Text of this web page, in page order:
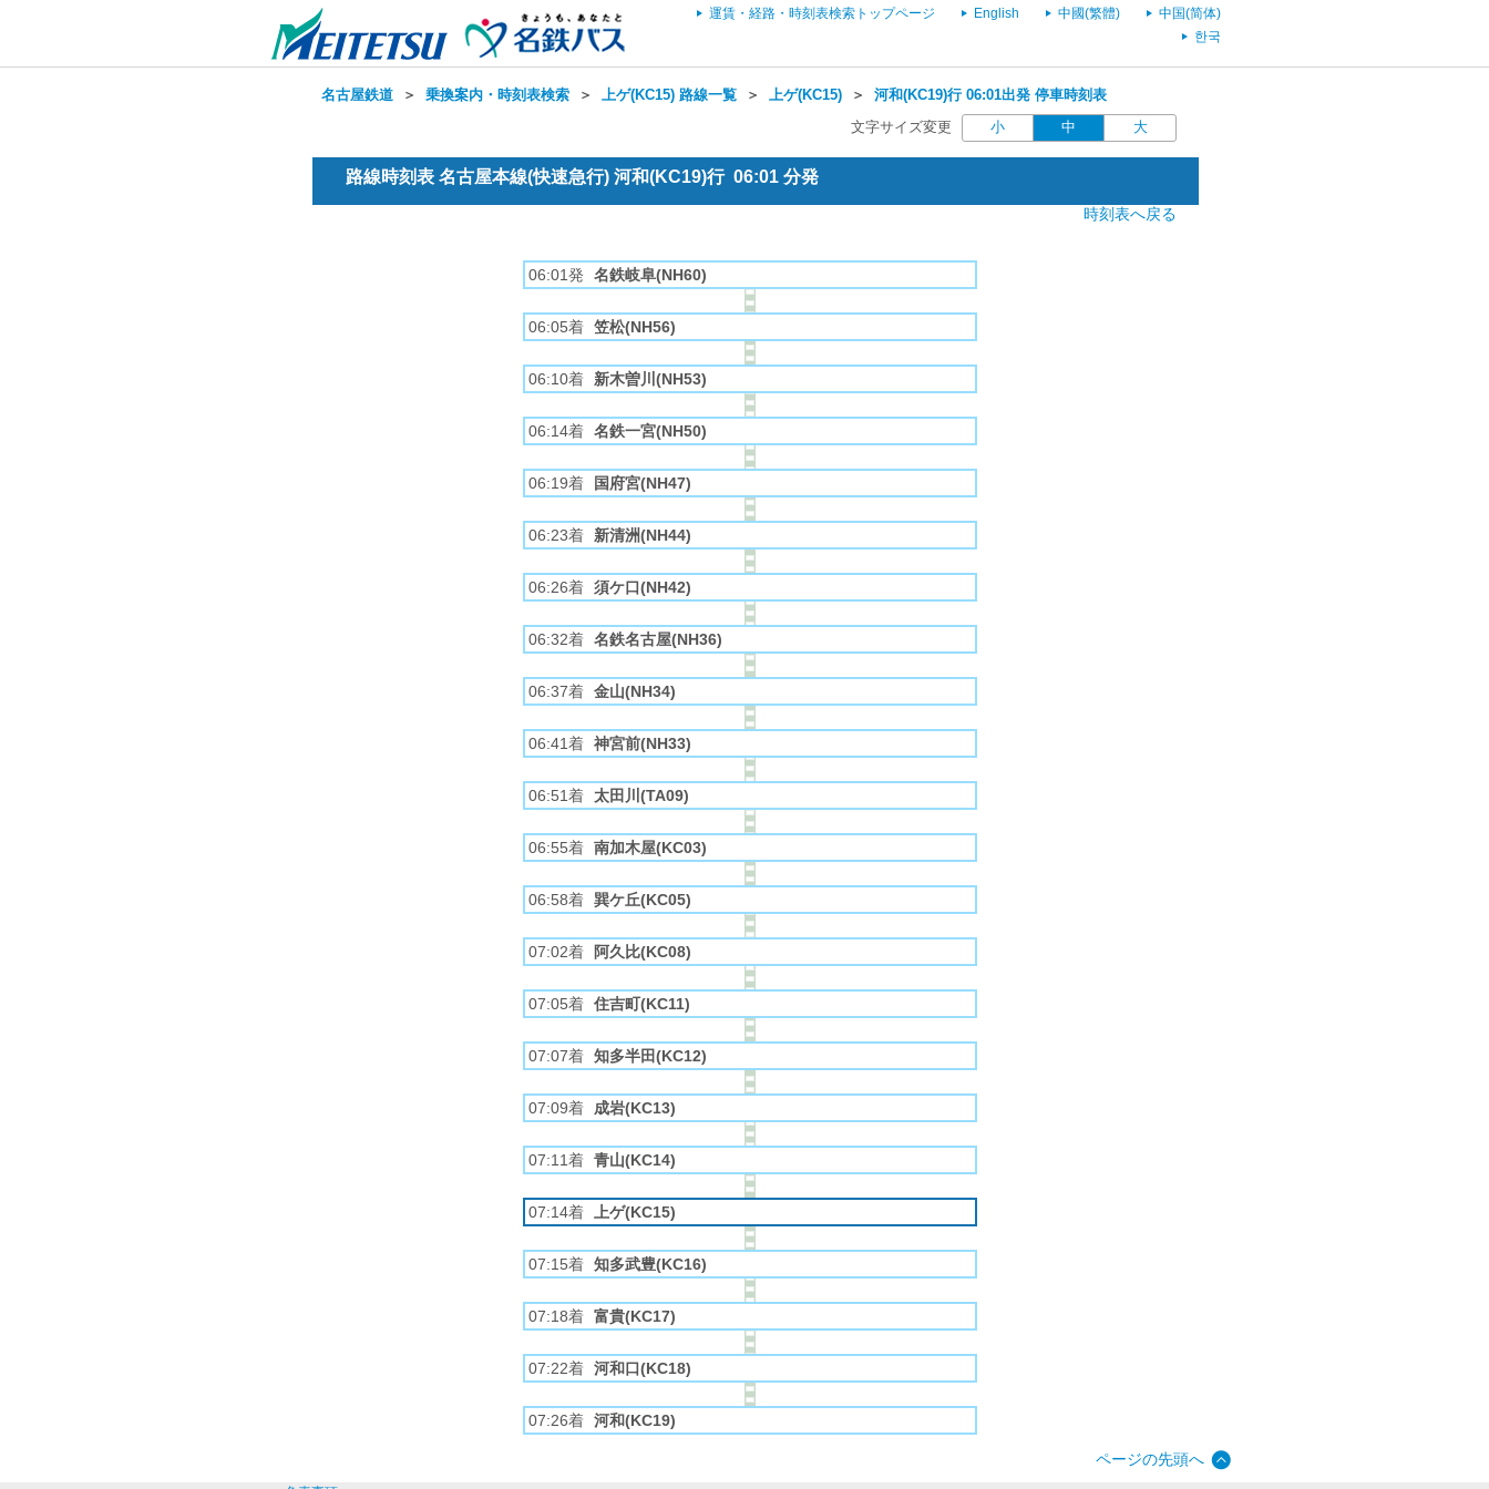
運賃・経路・時刻表検索トップページ English 中國(繁體)
中国(简体)
한국
名古屋鉄道 ＞ 乗換案内・時刻表検索 ＞ 上ゲ(KC15) 路線一覧 ＞ 上ゲ(KC15) ＞ 河和(KC19)行 06:01出発 停車時刻表
文字サイズ変更 小 中 大
路線時刻表 名古屋本線(快速急行) 河和(KC19)行 06:01 分発
時刻表へ戻る
06:01発 名鉄岐阜(NH60)
06:05着 笠松(NH56)
06:10着 新木曽川(NH53)
06:14着 名鉄一宮(NH50)
06:19着 国府宮(NH47)
06:23着 新清洲(NH44)
06:26着 須ケ口(NH42)
06:32着 名鉄名古屋(NH36)
06:37着 金山(NH34)
06:41着 神宮前(NH33)
06:51着 太田川(TA09)
06:55着 南加木屋(KC03)
06:58着 巽ケ丘(KC05)
07:02着 阿久比(KC08)
07:05着 住吉町(KC11)
07:07着 知多半田(KC12)
07:09着 成岩(KC13)
07:11着 青山(KC14)
07:14着 上ゲ(KC15)
07:15着 知多武豊(KC16)
07:18着 富貴(KC17)
07:22着 河和口(KC18)
07:26着 河和(KC19)
ページの先頭へ